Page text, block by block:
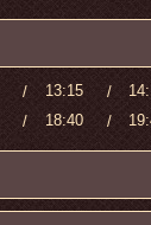
13:15
18:40